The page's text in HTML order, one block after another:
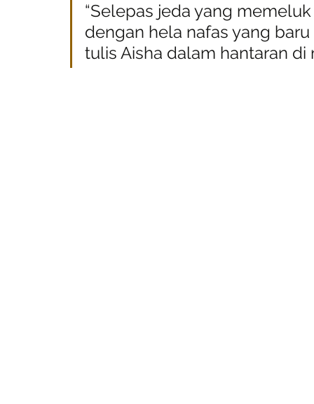
“Selepas jeda yang
dengan hela nafas yang
tulis Aisha dalam hantaran di